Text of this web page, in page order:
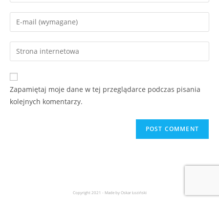
Zapamiętaj moje dane w tej przeglądarce podczas pisania
kolejnych komentarzy.
Copyright 2021 - Made by Oskar Łoziński